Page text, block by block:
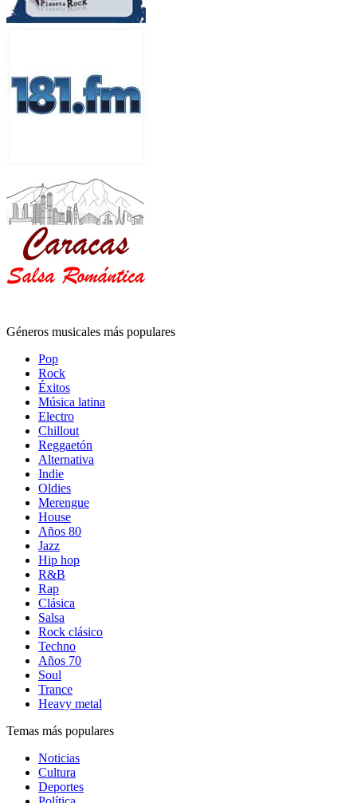
Géneros musicales más populares
Pop
Rock
Éxitos
Música latina
Electro
Chillout
Reggaetón
Alternativa
Indie
Oldies
Merengue
House
Años 80
Jazz
Hip hop
R&B
Rap
Clásica
Salsa
Rock clásico
Techno
Años 70
Soul
Trance
Heavy metal
Temas más populares
Noticias
Cultura
Deportes